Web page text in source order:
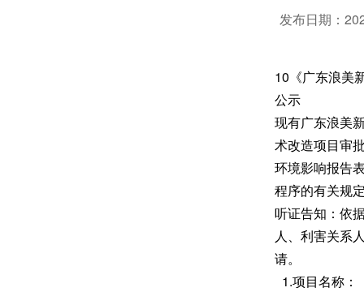
发布日期：
10《广东浪美
公示
现有广东浪美
术改造项目审
环境影响报告
程序的有关规
听证告知：依
人、利害关系
请。
1.项目名称：